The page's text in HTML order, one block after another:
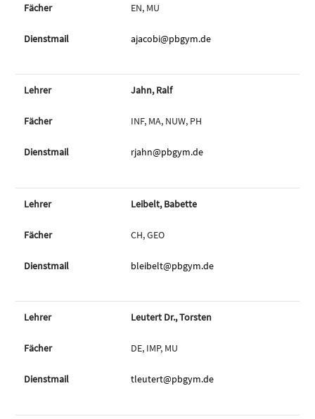
EN, MU
ajacobi@pbgym.de
Jahn, Ralf
INF, MA, NUW, PH
rjahn@pbgym.de
Leibelt, Babette
CH, GEO
bleibelt@pbgym.de
Leutert Dr., Torsten
DE, IMP, MU
tleutert@pbgym.de